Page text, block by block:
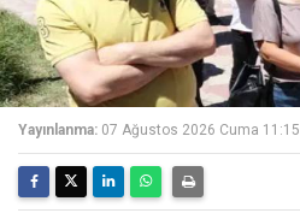
Yayınlanma: 07 Ağustos 2026 Cuma 11:15